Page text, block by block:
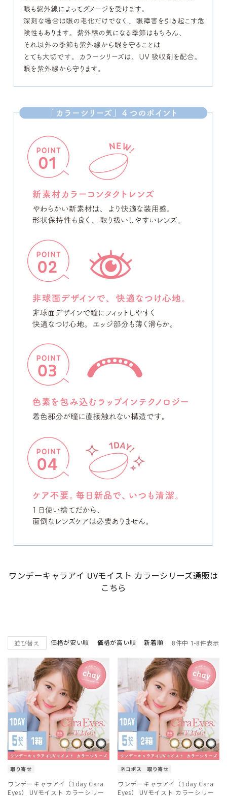
ワンデーキャラアイ UVモイスト カラーシリーズ通販は
こちら
並び替え 価格が安い順 価格が高い順 新着順 8件中 1-8件表示
取り寄せ
ワンデーキャラアイ（1day Cara
Eyes） UVモイスト カラーシリー
ネコポス 取り寄せ
ワンデーキャラアイ（1day Cara
Eyes） UVモイスト カラーシリー